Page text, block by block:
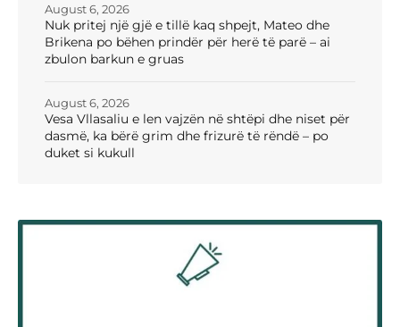
Nuk pritej një gjë e tillë kaq shpejt, Mateo dhe
Brikena po bëhen prindër për herë të parë – ai
zbulon barkun e gruas
August 6, 2026
Vesa Vllasaliu e len vajzën në shtëpi dhe niset për
dasmë, ka bërë grim dhe frizurë të rëndë – po
duket si kukull
August 6, 2026